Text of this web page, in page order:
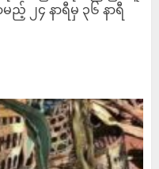
၂၄ နာရီမှ ၃၆ နာရီ